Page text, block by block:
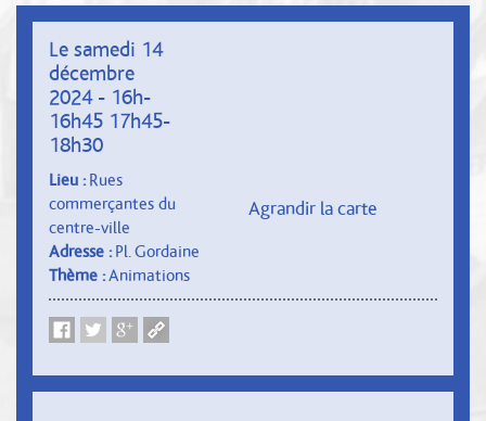
Agrandir la carte
Le samedi 14
décembre
2024 - 16h-
16h45 17h45-
18h30
Lieu : Rues
commerçantes du
centre-ville
Adresse : Pl. Gordaine
Thème :Animations